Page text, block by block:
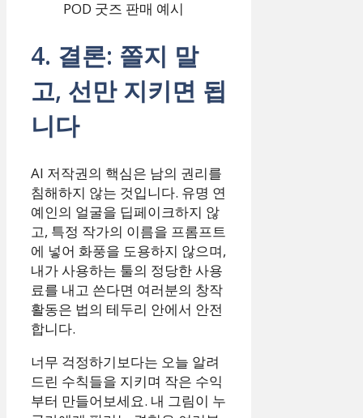
4. 결론: 쫄지 말
고, 선만 지키면 됩
니다
AI 저작권의 핵심은 남의 권리를
침해하지 않는 것입니다. 유명 연
예인의 얼굴을 딥페이크하지 않
고, 특정 작가의 이름을 프롬프트
에 넣어 화풍을 도용하지 않으며,
내가 사용하는 툴의 정당한 사용
료를 내고 쓴다면 여러분의 창작
활동은 법의 테두리 안에서 안전
합니다.
너무 걱정하기보다는 오늘 알려
드린 수칙들을 지키며 작은 수익
부터 만들어보세요. 내 그림이 누